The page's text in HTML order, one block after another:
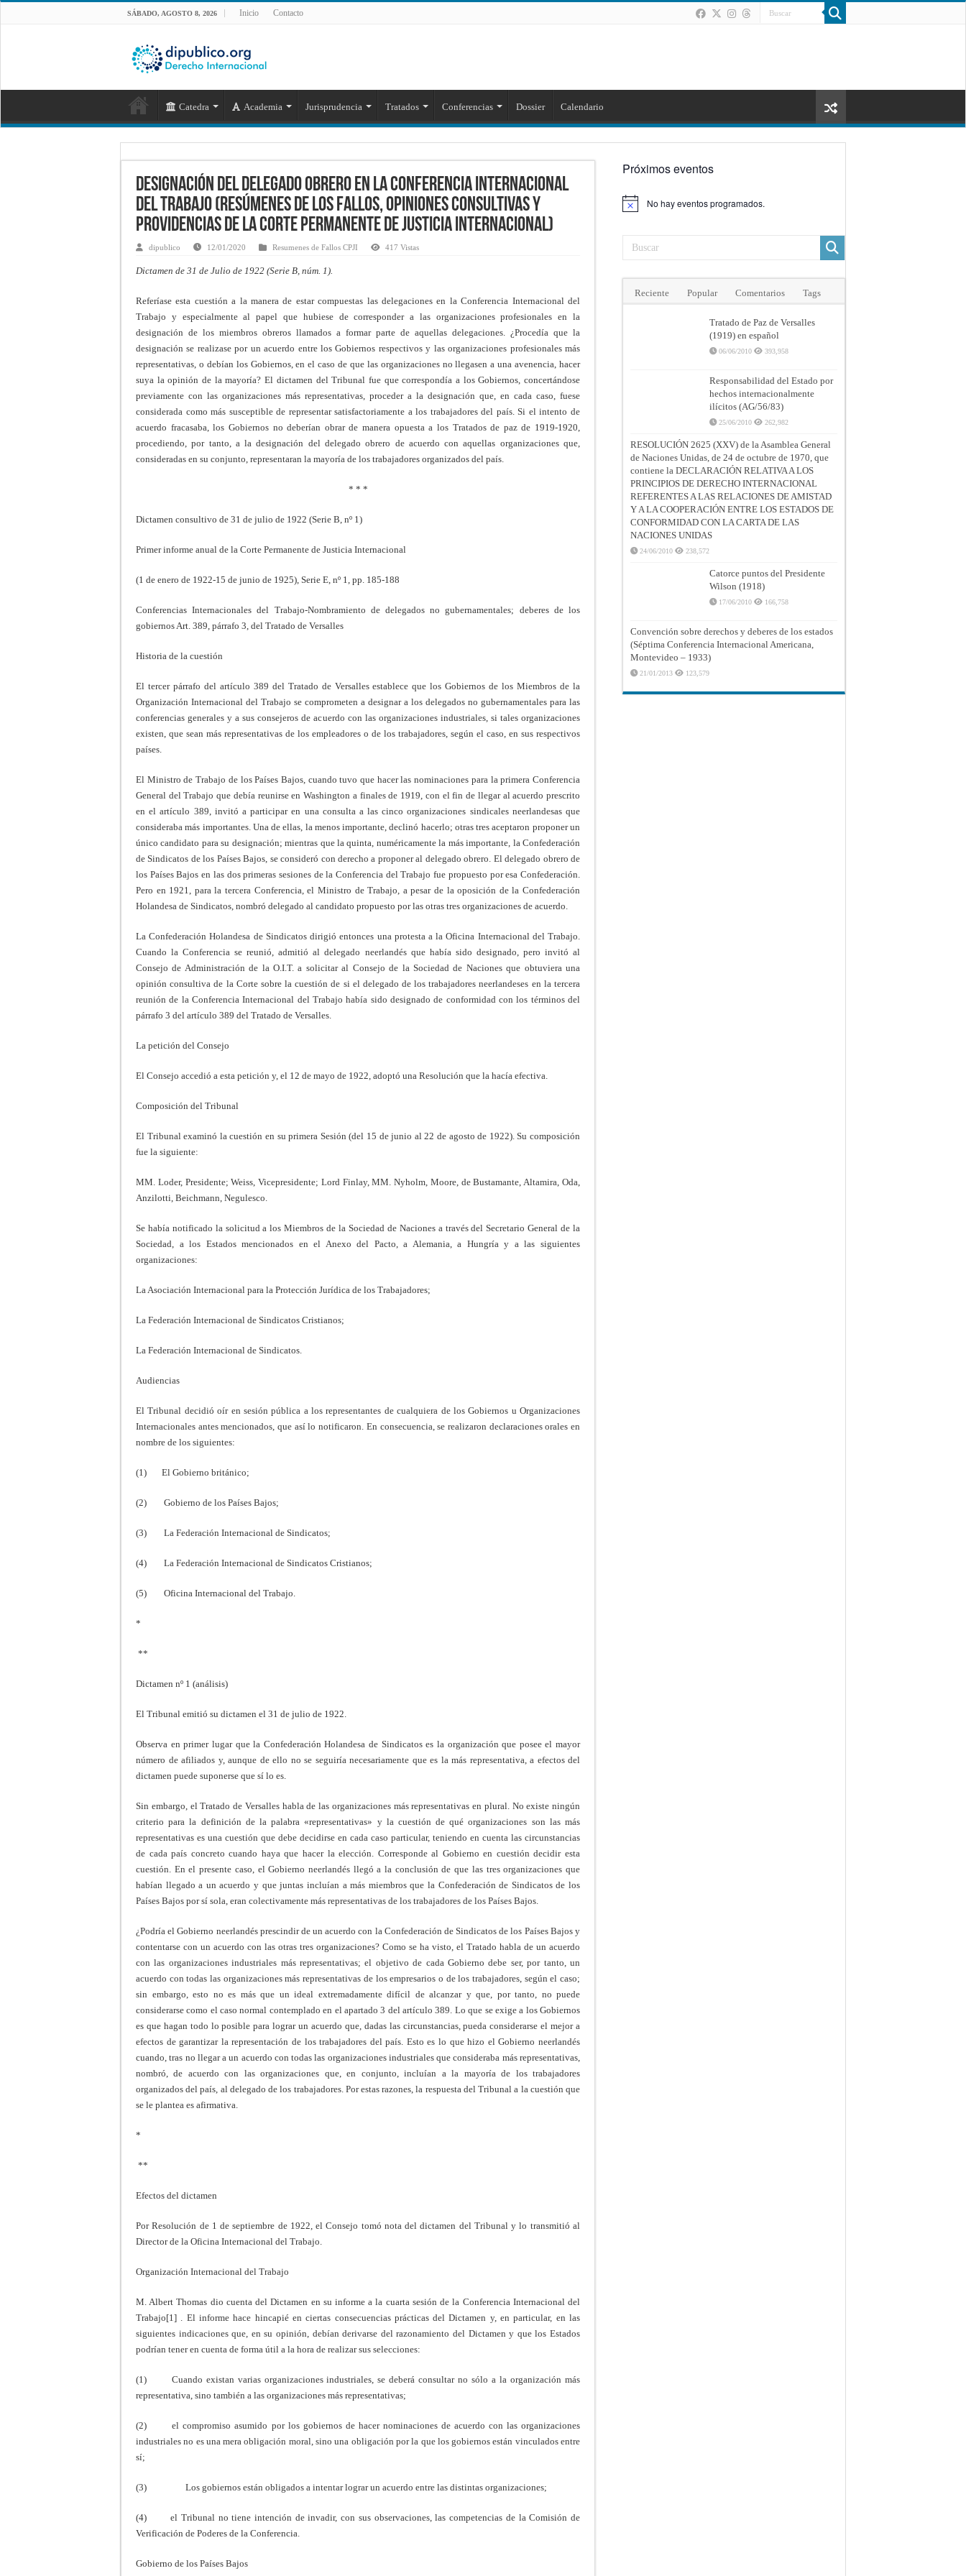
SÁBADO, AGOSTO 8, 2026 Inicio Contacto
Catedra Academia Jurisprudencia Tratados Conferencias Dossier Calendario
Designación del Delegado obrero en la Conferencia Internacional
del Trabajo (Resúmenes de los fallos, opiniones consultivas y
providencias de la Corte Permanente de Justicia Internacional)
dipublico 12/01/2020 Resumenes de Fallos CPJI 417 Vistas
Dictamen de 31 de Julio de 1922 (Serie B, núm. 1).
Referíase esta cuestión a la manera de estar compuestas las delegaciones en la Conferencia Internacional del
Trabajo y especialmente al papel que hubiese de corresponder a las organizaciones profesionales en la
designación de los miembros obreros llamados a formar parte de aquellas delegaciones. ¿Procedía que la
designación se realizase por un acuerdo entre los Gobiernos respectivos y las organizaciones profesionales más
representativas, o debían los Gobiernos, en el caso de que las organizaciones no llegasen a una avenencia, hacer
suya la opinión de la mayoría? El dictamen del Tribunal fue que correspondía a los Gobiernos, concertándose
previamente con las organizaciones más representativas, proceder a la designación que, en cada caso, fuese
considerada como más susceptible de representar satisfactoriamente a los trabajadores del país. Si el intento de
acuerdo fracasaba, los Gobiernos no deberían obrar de manera opuesta a los Tratados de paz de 1919-1920,
procediendo, por tanto, a la designación del delegado obrero de acuerdo con aquellas organizaciones que,
consideradas en su conjunto, representaran la mayoría de los trabajadores organizados del país.
* * *
Dictamen consultivo de 31 de julio de 1922 (Serie B, nº 1)
Primer informe anual de la Corte Permanente de Justicia Internacional
(1 de enero de 1922-15 de junio de 1925), Serie E, nº 1, pp. 185-188
Conferencias Internacionales del Trabajo-Nombramiento de delegados no gubernamentales; deberes de los
gobiernos Art. 389, párrafo 3, del Tratado de Versalles
Historia de la cuestión
El tercer párrafo del artículo 389 del Tratado de Versalles establece que los Gobiernos de los Miembros de la
Organización Internacional del Trabajo se comprometen a designar a los delegados no gubernamentales para las
conferencias generales y a sus consejeros de acuerdo con las organizaciones industriales, si tales organizaciones
existen, que sean más representativas de los empleadores o de los trabajadores, según el caso, en sus respectivos
países.
El Ministro de Trabajo de los Países Bajos, cuando tuvo que hacer las nominaciones para la primera Conferencia
General del Trabajo que debía reunirse en Washington a finales de 1919, con el fin de llegar al acuerdo prescrito
en el artículo 389, invitó a participar en una consulta a las cinco organizaciones sindicales neerlandesas que
consideraba más importantes. Una de ellas, la menos importante, declinó hacerlo; otras tres aceptaron proponer un
único candidato para su designación; mientras que la quinta, numéricamente la más importante, la Confederación
de Sindicatos de los Países Bajos, se consideró con derecho a proponer al delegado obrero. El delegado obrero de
los Países Bajos en las dos primeras sesiones de la Conferencia del Trabajo fue propuesto por esa Confederación.
Pero en 1921, para la tercera Conferencia, el Ministro de Trabajo, a pesar de la oposición de la Confederación
Holandesa de Sindicatos, nombró delegado al candidato propuesto por las otras tres organizaciones de acuerdo.
La Confederación Holandesa de Sindicatos dirigió entonces una protesta a la Oficina Internacional del Trabajo.
Cuando la Conferencia se reunió, admitió al delegado neerlandés que había sido designado, pero invitó al
Consejo de Administración de la O.I.T. a solicitar al Consejo de la Sociedad de Naciones que obtuviera una
opinión consultiva de la Corte sobre la cuestión de si el delegado de los trabajadores neerlandeses en la tercera
reunión de la Conferencia Internacional del Trabajo había sido designado de conformidad con los términos del
párrafo 3 del artículo 389 del Tratado de Versalles.
La petición del Consejo
El Consejo accedió a esta petición y, el 12 de mayo de 1922, adoptó una Resolución que la hacía efectiva.
Composición del Tribunal
El Tribunal examinó la cuestión en su primera Sesión (del 15 de junio al 22 de agosto de 1922). Su composición
fue la siguiente:
MM. Loder, Presidente; Weiss, Vicepresidente; Lord Finlay, MM. Nyholm, Moore, de Bustamante, Altamira, Oda,
Anzilotti, Beichmann, Negulesco.
Se había notificado la solicitud a los Miembros de la Sociedad de Naciones a través del Secretario General de la
Sociedad, a los Estados mencionados en el Anexo del Pacto, a Alemania, a Hungría y a las siguientes
organizaciones:
La Asociación Internacional para la Protección Jurídica de los Trabajadores;
La Federación Internacional de Sindicatos Cristianos;
La Federación Internacional de Sindicatos.
Audiencias
El Tribunal decidió oír en sesión pública a los representantes de cualquiera de los Gobiernos u Organizaciones
Internacionales antes mencionados, que así lo notificaron. En consecuencia, se realizaron declaraciones orales en
nombre de los siguientes:
(1) El Gobierno británico;
(2) Gobierno de los Países Bajos;
(3) La Federación Internacional de Sindicatos;
(4) La Federación Internacional de Sindicatos Cristianos;
(5) Oficina Internacional del Trabajo.
*
**
Dictamen nº 1 (análisis)
El Tribunal emitió su dictamen el 31 de julio de 1922.
Observa en primer lugar que la Confederación Holandesa de Sindicatos es la organización que posee el mayor
número de afiliados y, aunque de ello no se seguiría necesariamente que es la más representativa, a efectos del
dictamen puede suponerse que sí lo es.
Sin embargo, el Tratado de Versalles habla de las organizaciones más representativas en plural. No existe ningún
criterio para la definición de la palabra «representativas» y la cuestión de qué organizaciones son las más
representativas es una cuestión que debe decidirse en cada caso particular, teniendo en cuenta las circunstancias
de cada país concreto cuando haya que hacer la elección. Corresponde al Gobierno en cuestión decidir esta
cuestión. En el presente caso, el Gobierno neerlandés llegó a la conclusión de que las tres organizaciones que
habían llegado a un acuerdo y que juntas incluían a más miembros que la Confederación de Sindicatos de los
Países Bajos por sí sola, eran colectivamente más representativas de los trabajadores de los Países Bajos.
¿Podría el Gobierno neerlandés prescindir de un acuerdo con la Confederación de Sindicatos de los Países Bajos y
contentarse con un acuerdo con las otras tres organizaciones? Como se ha visto, el Tratado habla de un acuerdo
con las organizaciones industriales más representativas; el objetivo de cada Gobierno debe ser, por tanto, un
acuerdo con todas las organizaciones más representativas de los empresarios o de los trabajadores, según el caso;
sin embargo, esto no es más que un ideal extremadamente difícil de alcanzar y que, por tanto, no puede
considerarse como el caso normal contemplado en el apartado 3 del artículo 389. Lo que se exige a los Gobiernos
es que hagan todo lo posible para lograr un acuerdo que, dadas las circunstancias, pueda considerarse el mejor a
efectos de garantizar la representación de los trabajadores del país. Esto es lo que hizo el Gobierno neerlandés
cuando, tras no llegar a un acuerdo con todas las organizaciones industriales que consideraba más representativas,
nombró, de acuerdo con las organizaciones que, en conjunto, incluían a la mayoría de los trabajadores
organizados del país, al delegado de los trabajadores. Por estas razones, la respuesta del Tribunal a la cuestión que
se le plantea es afirmativa.
*
**
Efectos del dictamen
Por Resolución de 1 de septiembre de 1922, el Consejo tomó nota del dictamen del Tribunal y lo transmitió al
Director de la Oficina Internacional del Trabajo.
Organización Internacional del Trabajo
M. Albert Thomas dio cuenta del Dictamen en su informe a la cuarta sesión de la Conferencia Internacional del
Trabajo[1] . El informe hace hincapié en ciertas consecuencias prácticas del Dictamen y, en particular, en las
siguientes indicaciones que, en su opinión, debían derivarse del razonamiento del Dictamen y que los Estados
podrían tener en cuenta de forma útil a la hora de realizar sus selecciones:
(1) Cuando existan varias organizaciones industriales, se deberá consultar no sólo a la organización más
representativa, sino también a las organizaciones más representativas;
(2) el compromiso asumido por los gobiernos de hacer nominaciones de acuerdo con las organizaciones
industriales no es una mera obligación moral, sino una obligación por la que los gobiernos están vinculados entre
sí;
(3) Los gobiernos están obligados a intentar lograr un acuerdo entre las distintas organizaciones;
(4) el Tribunal no tiene intención de invadir, con sus observaciones, las competencias de la Comisión de
Verificación de Poderes de la Conferencia.
Gobierno de los Países Bajos
Próximos eventos
Aviso No hay eventos programados.
Reciente Popular Comentarios Tags
Tratado de Paz de Versalles
(1919) en español
06/06/2010 393,958
Responsabilidad del Estado por
hechos internacionalmente
ilícitos (AG/56/83)
25/06/2010 262,982
RESOLUCIÓN 2625 (XXV) de la Asamblea General
de Naciones Unidas, de 24 de octubre de 1970, que
contiene la DECLARACIÓN RELATIVA A LOS
PRINCIPIOS DE DERECHO INTERNACIONAL
REFERENTES A LAS RELACIONES DE AMISTAD
Y A LA COOPERACIÓN ENTRE LOS ESTADOS DE
CONFORMIDAD CON LA CARTA DE LAS
NACIONES UNIDAS
24/06/2010 238,572
Catorce puntos del Presidente
Wilson (1918)
17/06/2010 166,758
Convención sobre derechos y deberes de los estados
(Séptima Conferencia Internacional Americana,
Montevideo – 1933)
21/01/2013 123,579